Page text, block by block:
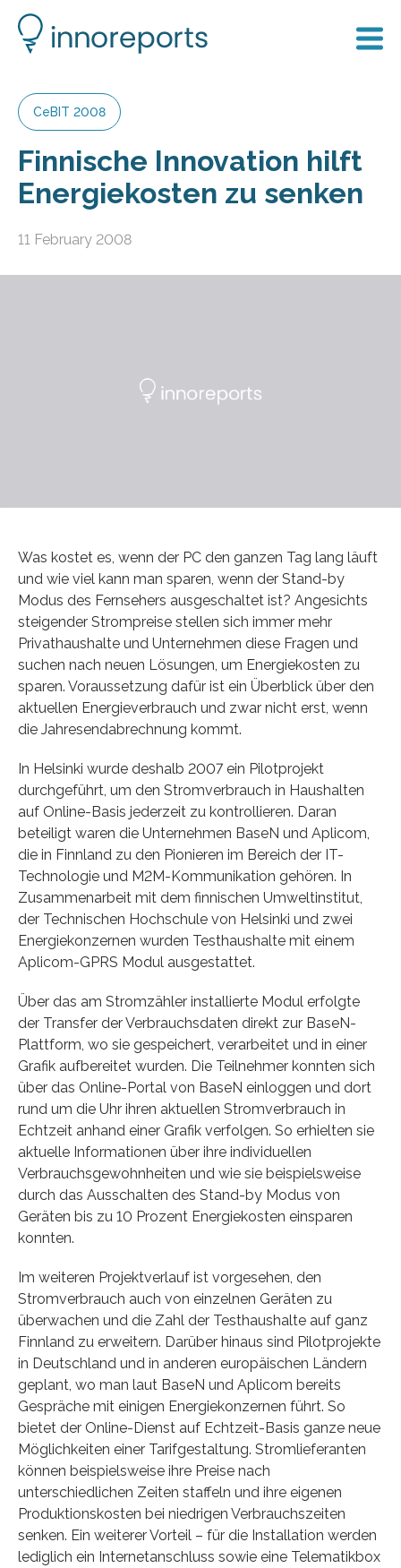
CeBIT 2008
Finnische Innovation hilft
Energiekosten zu senken
11 February 2008
Was kostet es, wenn der PC den ganzen Tag lang läuft
und wie viel kann man sparen, wenn der Stand-by
Modus des Fernsehers ausgeschaltet ist? Angesichts
steigender Strompreise stellen sich immer mehr
Privathaushalte und Unternehmen diese Fragen und
suchen nach neuen Lösungen, um Energiekosten zu
sparen. Voraussetzung dafür ist ein Überblick über den
aktuellen Energieverbrauch und zwar nicht erst, wenn
die Jahresendabrechnung kommt.
In Helsinki wurde deshalb 2007 ein Pilotprojekt
durchgeführt, um den Stromverbrauch in Haushalten
auf Online-Basis jederzeit zu kontrollieren. Daran
beteiligt waren die Unternehmen BaseN und Aplicom,
die in Finnland zu den Pionieren im Bereich der IT-
Technologie und M2M-Kommunikation gehören. In
Zusammenarbeit mit dem finnischen Umweltinstitut,
der Technischen Hochschule von Helsinki und zwei
Energiekonzernen wurden Testhaushalte mit einem
Aplicom-GPRS Modul ausgestattet.
Über das am Stromzähler installierte Modul erfolgte
der Transfer der Verbrauchsdaten direkt zur BaseN-
Plattform, wo sie gespeichert, verarbeitet und in einer
Grafik aufbereitet wurden. Die Teilnehmer konnten sich
über das Online-Portal von BaseN einloggen und dort
rund um die Uhr ihren aktuellen Stromverbrauch in
Echtzeit anhand einer Grafik verfolgen. So erhielten sie
aktuelle Informationen über ihre individuellen
Verbrauchsgewohnheiten und wie sie beispielsweise
durch das Ausschalten des Stand-by Modus von
Geräten bis zu 10 Prozent Energiekosten einsparen
konnten.
Im weiteren Projektverlauf ist vorgesehen, den
Stromverbrauch auch von einzelnen Geräten zu
überwachen und die Zahl der Testhaushalte auf ganz
Finnland zu erweitern. Darüber hinaus sind Pilotprojekte
in Deutschland und in anderen europäischen Ländern
geplant, wo man laut BaseN und Aplicom bereits
Gespräche mit einigen Energiekonzernen führt. So
bietet der Online-Dienst auf Echtzeit-Basis ganze neue
Möglichkeiten einer Tarifgestaltung. Stromlieferanten
können beispielsweise ihre Preise nach
unterschiedlichen Zeiten staffeln und ihre eigenen
Produktionskosten bei niedrigen Verbrauchszeiten
senken. Ein weiterer Vorteil – für die Installation werden
lediglich ein Internetanschluss sowie eine Telematikbox